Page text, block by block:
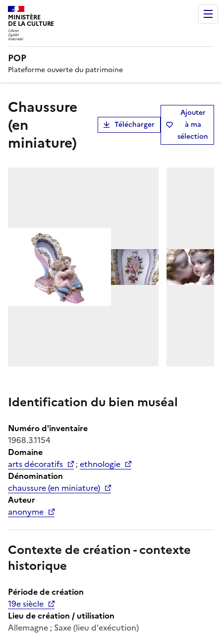
MINISTÈRE
DE LA CULTURE
POP
Plateforme ouverte du patrimoine
chaussure
(en
miniature)
Télécharger
Ajouter
à ma
sélection
Identification du bien muséal
Numéro d'inventaire
1968.3.1154
Domaine
arts décoratifs
;ethnologie
Dénomination
chaussure (en miniature)
Auteur
anonyme
Contexte de création - contexte
historique
Période de création
19e siècle
Lieu de création / utilisation
Allemagne ; Saxe (lieu d'exécution)